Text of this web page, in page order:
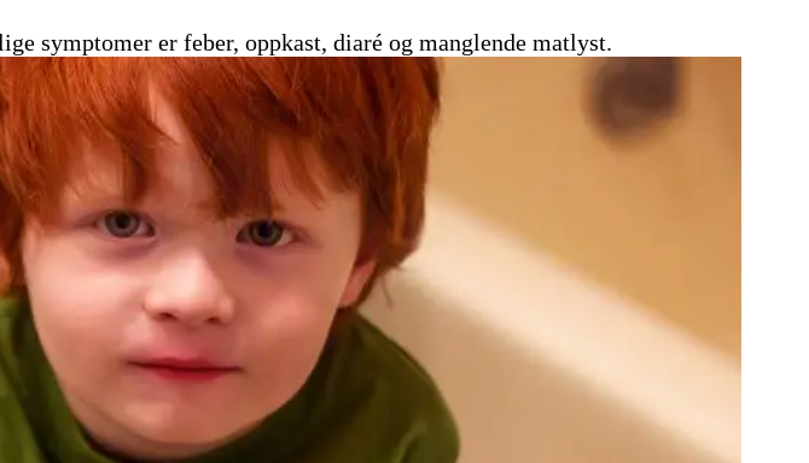
symptomer er feber, oppkast, diaré og manglende matlyst.